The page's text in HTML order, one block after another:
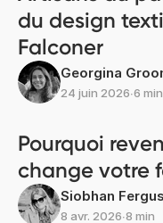
du design
Falconer
Georgina
24 juin 2026∙6 min
Pourquoi
change votre
Siobhan
8 avr. 2026∙8 min